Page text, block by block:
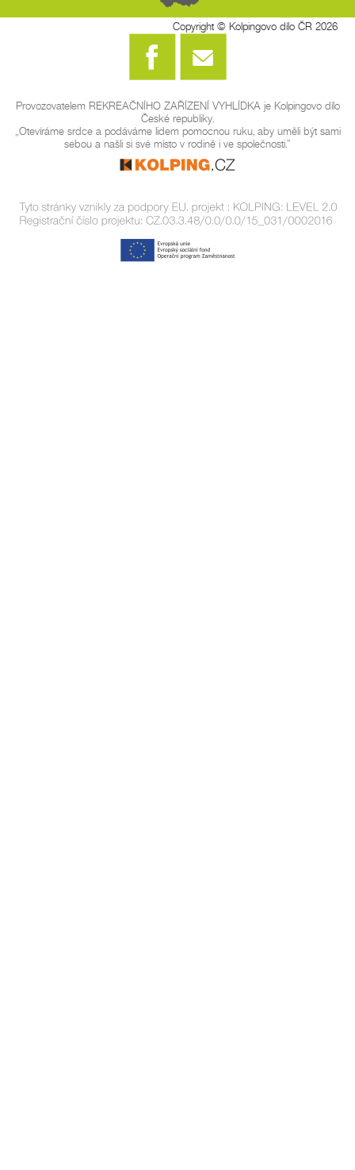
Copyright © Kolpingovo dílo ČR 2026
Provozovatelem REKREAČNÍHO ZAŘÍZENÍ VYHLÍDKA je Kolpingovo dílo
České republiky.
„Otevíráme srdce a podáváme lidem pomocnou ruku, aby uměli být sami
sebou a našli si své místo v rodině i ve společnosti.”